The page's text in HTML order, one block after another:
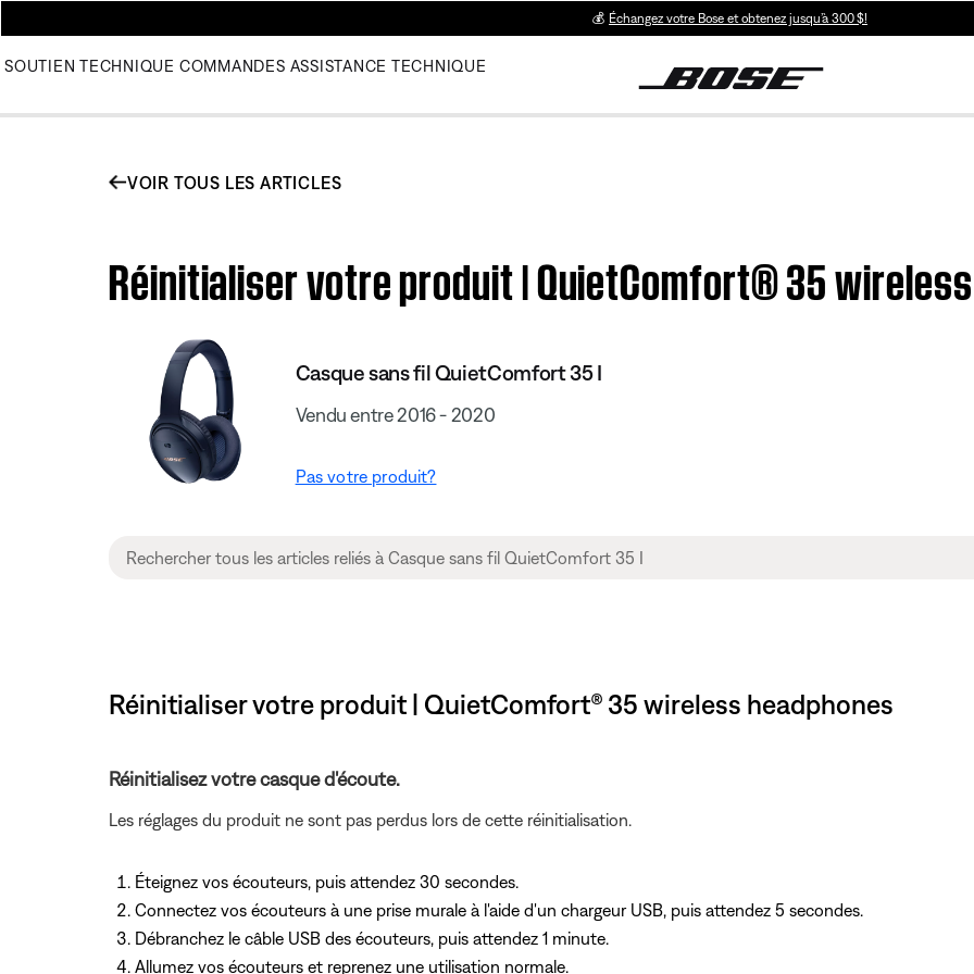
💰 Échangez votre Bose et obtenez jusqu’à 300 $!
SOUTIEN TECHNIQUE COMMANDES ASSISTANCE TECHNIQUE
VOIR TOUS LES ARTICLES
Réinitialiser votre produit | QuietComfort® 35
Casque sans fil QuietComfort 35 I
Vendu entre 2016 - 2020
Pas votre produit?
Réinitialiser votre produit | QuietComfort® 35 wireless headphones
Réinitialisez votre casque d'écoute.
Les réglages du produit ne sont pas perdus lors de cette réinitialisation.
Éteignez vos écouteurs, puis attendez 30 secondes.
Connectez vos écouteurs à une prise murale à l'aide d'un chargeur USB, puis attendez 5 secondes.
Débranchez le câble USB des écouteurs, puis attendez 1 minute.
Allumez vos écouteurs et reprenez une utilisation normale.